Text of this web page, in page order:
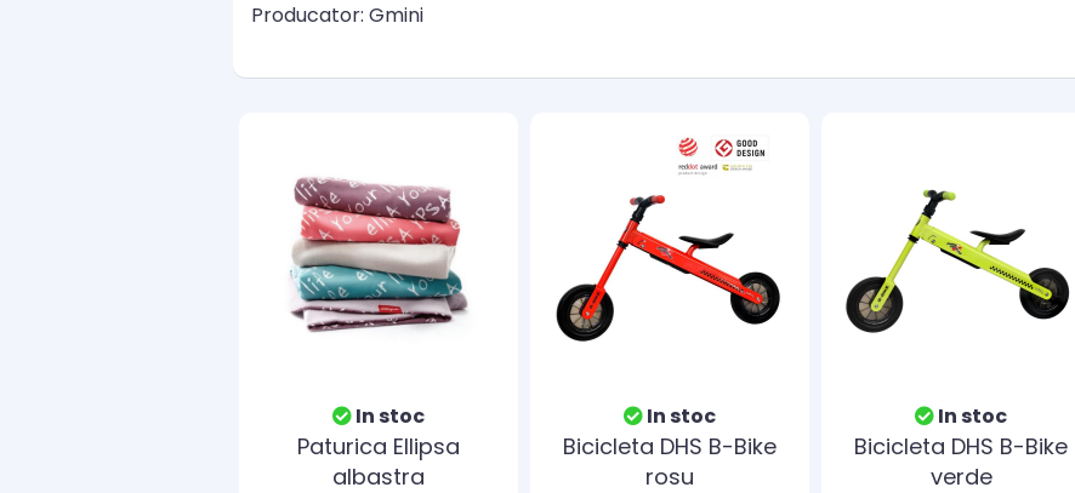
Producator: Gmini
In stoc
Paturica Ellipsa
albastra
In stoc
Bicicleta DHS B-Bike
rosu
In stoc
Bicicleta DHS B-Bike
verde